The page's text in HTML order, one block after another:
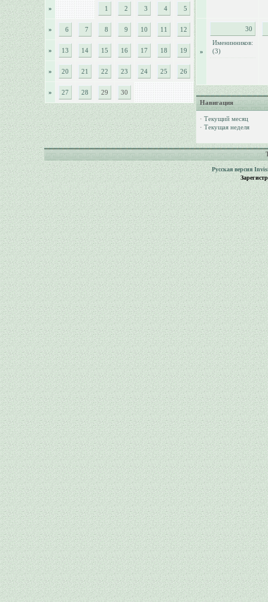
» 1 2 3 4 5
» 6 7 8 9 10 11 12
» 13 14 15 16 17 18 19
» 20 21 22 23 24 25 26
» 27 28 29 30
»
30
Именинников:
(3)
Навигация
· Текущий месяц
· Текущая неделя
Русская версия